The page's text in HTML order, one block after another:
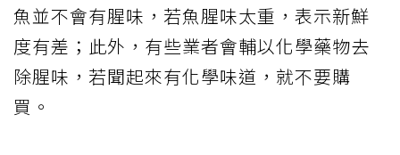
魚並不會有腥味，若魚腥味太重，表示新鮮
度有差；此外，有些業者會輔以化學藥物去
除腥味，若聞起來有化學味道，就不要購
買。